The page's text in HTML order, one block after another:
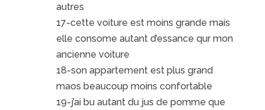
autres
17-cette voiture est moins grande mais
elle consome autant d’essance qur mon
ancienne voiture
18-son appartement est plus grand
maos beaucoup moins confortable
19-j’ai bu autant du jus de pomme que